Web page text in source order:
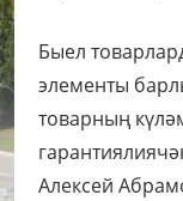
Быел
элементы
товарның
Алексей